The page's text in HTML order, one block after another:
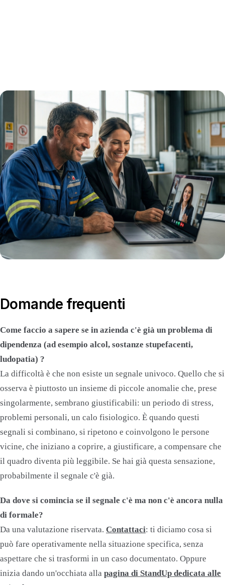
Domande frequenti
Come faccio a sapere se in azienda c'è già un problema di
dipendenza (ad esempio alcol, sostanze stupefacenti,
ludopatia) ?
La difficoltà è che non esiste un segnale univoco. Quello che si
osserva è piuttosto un insieme di piccole anomalie che, prese
singolarmente, sembrano giustificabili: un periodo di stress,
problemi personali, un calo fisiologico. È quando questi
segnali si combinano, si ripetono e coinvolgono le persone
vicine, che iniziano a coprire, a giustificare, a compensare che
il quadro diventa più leggibile. Se hai già questa sensazione,
probabilmente il segnale c'è già.
Da dove si comincia se il segnale c'è ma non c'è ancora nulla
di formale?
Da una valutazione riservata. Contattaci: ti diciamo cosa si
può fare operativamente nella situazione specifica, senza
aspettare che si trasformi in un caso documentato. Oppure
inizia dando un'occhiata alla pagina di StandUp dedicata alle